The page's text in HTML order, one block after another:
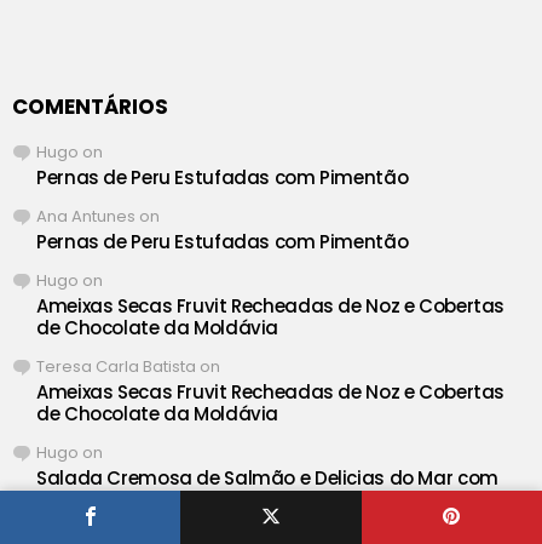
COMENTÁRIOS
Hugo on
Pernas de Peru Estufadas com Pimentão
Ana Antunes on
Pernas de Peru Estufadas com Pimentão
Hugo on
Ameixas Secas Fruvit Recheadas de Noz e Cobertas
de Chocolate da Moldávia
Teresa Carla Batista on
Ameixas Secas Fruvit Recheadas de Noz e Cobertas
de Chocolate da Moldávia
Hugo on
Salada Cremosa de Salmão e Delicias do Mar com